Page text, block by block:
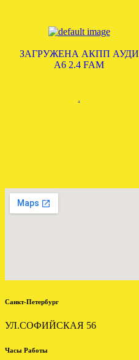
ЗАГРУЖЕНА АКПП АУДИ
А6 2.4 FAM
УСТАНОВЛЕН ВАРИАТОР
Санкт-Петербург
УЛ.СОФИЙСКАЯ 56
Часы Работы